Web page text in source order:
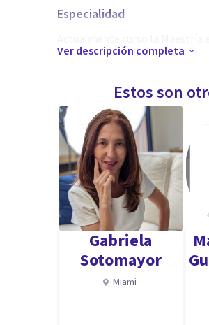
Especialidad
enfoque de la Terapia
dependiente, perfeccionismo
Ver descripción completa
Estos son
Gabriela
Sotomayor
Miami